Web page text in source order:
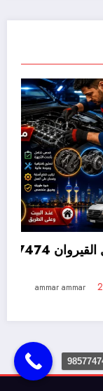
بنشر متنقل المنطقة العاشرة 98577474 خدمة